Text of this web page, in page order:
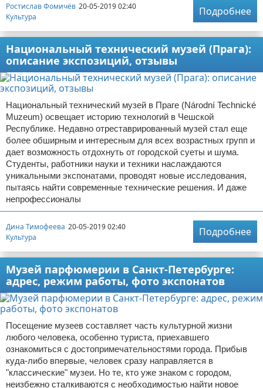
Ростислав Фомичёв 20-05-2019 02:40
Культура
Подробнее
Национальный технический музей (Прага):
описание экспозиций, отзывы
Национальный технический музей в Праге (Národní Technické
Muzeum) освещает историю технологий в Чешской
Республике. Недавно отреставрированный музей стал еще
более обширным и интересным для всех возрастных групп и
дает возможность отдохнуть от городской суеты и шума.
Студенты, работники науки и техники наслаждаются
уникальными экспонатами, проводят новые исследования,
пытаясь найти современные технические решения. И даже
непрофессионалы
Дина Тимофеева 20-05-2019 02:40
Культура
Подробнее
Музей парфюмерии в Санкт-Петербурге:
адрес, режим работы, фото экспонатов
Посещение музеев составляет часть культурной жизни
любого человека, особенно туриста, приехавшего
ознакомиться с достопримечательностями города. Прибыв
куда-либо впервые, человек сразу направляется в
"классические" музеи. Но те, кто уже знаком с городом,
неизбежно сталкиваются с необходимостью найти новое